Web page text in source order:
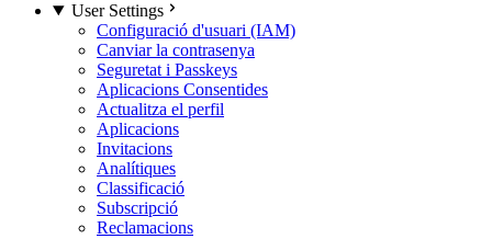
User Settings
Configuració d'usuari (IAM)
Canviar la contrasenya
Seguretat i Passkeys
Aplicacions Consentides
Actualitza el perfil
Aplicacions
Invitacions
Analítiques
Classificació
Subscripció
Reclamacions